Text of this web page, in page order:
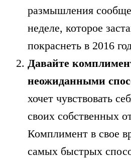
размышления
неделе, которое
покраснеть в 2016
Давайте
неожиданными
хочет чувствовать
своих собственных
Комплимент в свое
самых быстрых